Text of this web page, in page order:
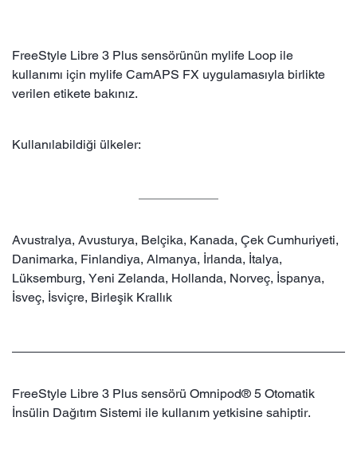
FreeStyle Libre 3 Plus sensörünün mylife Loop ile
kullanımı için mylife CamAPS FX uygulamasıyla birlikte
verilen etikete bakınız.
Kullanılabildiği ülkeler:
Avustralya, Avusturya, Belçika, Kanada, Çek Cumhuriyeti,
Danimarka, Finlandiya, Almanya, İrlanda, İtalya,
Lüksemburg, Yeni Zelanda, Hollanda, Norveç, İspanya,
İsveç, İsviçre, Birleşik Krallık
FreeStyle Libre 3 Plus sensörü Omnipod® 5 Otomatik
İnsülin Dağıtım Sistemi ile kullanım yetkisine sahiptir.